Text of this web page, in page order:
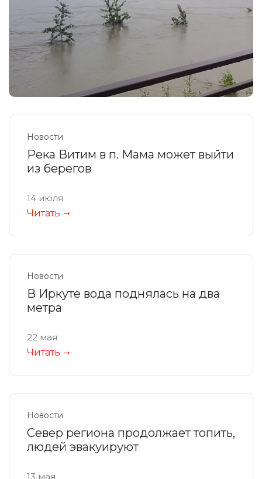
Новости
Река Витим в п. Мама может выйти
из берегов
14 июля
Читать
Новости
В Иркуте вода поднялась на два
метра
22 мая
Читать
Новости
Север региона продолжает топить,
людей эвакуируют
13 мая